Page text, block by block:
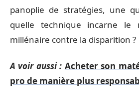
panoplie de stratégies, une
quelle technique incarne le
millénaire contre la disparition ?
A voir aussi : Acheter son
pro de manière plus